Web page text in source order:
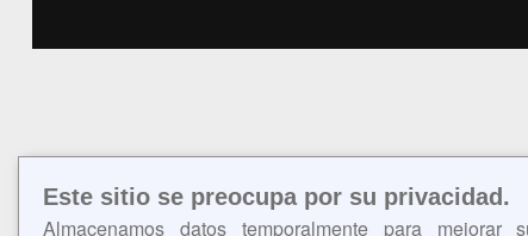
Este sitio se preocupa por su privacidad.
Almacenamos datos temporalmente para